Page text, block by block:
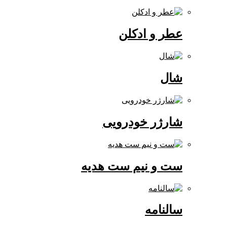
عطر و ادکلن
شارژر خودرویی
ست و نیم ست هدیه